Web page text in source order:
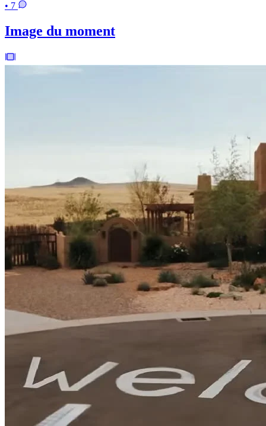
• 7
Image du moment